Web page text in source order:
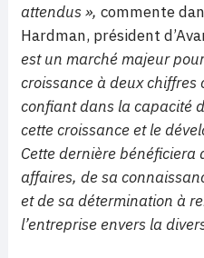
attendus », commente
Hardman, président
est un marché majeur
croissance à deux chiffres
confiant dans la capacité
cette croissance et le
Cette dernière bénéficiera
affaires, de sa
et de sa détermination à
l’entreprise envers la